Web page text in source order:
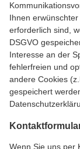
Ihnen
erforderlich sind,
DSGVO
Interesse an der
fehlerfreien und
andere Cookies
gespeichert
Wenn Sie uns per